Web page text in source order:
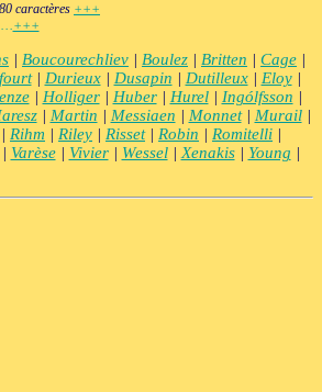
caractères +++
…+++
| Boucourechliev | Boulez | Britten | Cage |
| Durieux| Dusapin | Dutilleux| Eloy|
| Holliger| Huber| Hurel| Ingólfsson |
| Martin | Messiaen | Monnet| Murail|
| Rihm | Riley | Risset| Robin | Romitelli |
| Varèse| Vivier| Wessel| Xenakis| Young |